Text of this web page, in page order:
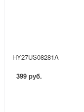
HY27US08281A
399 руб.